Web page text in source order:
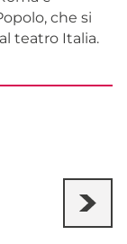
che si
teatro Italia.